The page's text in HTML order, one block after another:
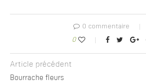
0 commentaire
0
Article précédent
Bourrache fleurs